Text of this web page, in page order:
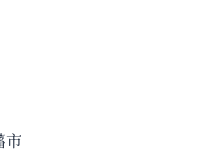
市